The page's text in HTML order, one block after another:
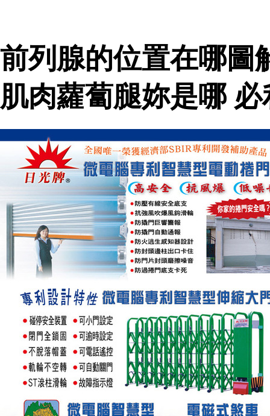
前列腺的位置在哪圖
肌肉蘿蔔腿妳是哪